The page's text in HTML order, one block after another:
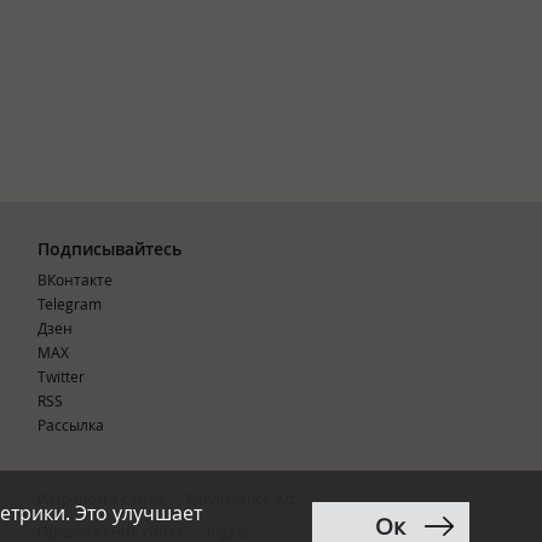
Это улучшает
Ок
Подписывайтесь
ВКонтакте
Telegram
Дзен
MAX
Тwitter
RSS
Рассылка
Продвижение сайта
12+